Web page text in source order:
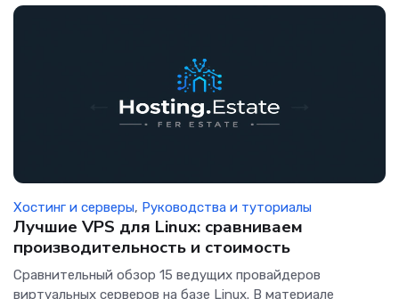
Хостинг и серверы, Руководства и туториалы
Лучшие VPS для Linux: сравниваем
производительность и стоимость
Сравнительный обзор 15 ведущих провайдеров
виртуальных серверов на базе Linux. В материале